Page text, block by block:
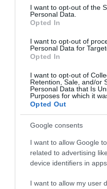
consent section.
I want to opt-out of the
Personal Data.
Opted In
I want to opt-out of
Personal Data for
Opted In
I want to opt-out of
Retention, Sale, and/or
Personal Data that Is
Purposes for which it
Opted Out
Google consents
I want to allow Google
related to advertising
device identifiers in apps.
I want to allow my user